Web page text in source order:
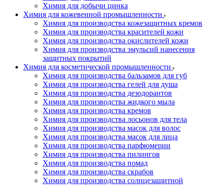
Химия для добычи цинка
Химия для кожевенной промышленности
Химия для производства кожезащитных кремов
Химия для производства красителей кожи
Химия для производства окислителей кожи
Химия для производства эмульсий нанесения
защитных покрытий
Химия для косметической промышленности
Химия для производства бальзамов для губ
Химия для производства гелей для душа
Химия для производства дезодорантов
Химия для производства жидкого мыла
Химия для производства кремов
Химия для производства лосьонов для тела
Химия для производства масок для волос
Химия для производства масок для лица
Химия для производства парфюмерии
Химия для производства пилингов
Химия для производства помад
Химия для производства скрабов
Химия для производства солнцезащитной